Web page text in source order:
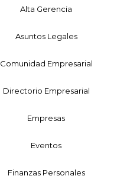
Alta Gerencia
Asuntos Legales
Comunidad Empresarial
Directorio Empresarial
Empresas
Eventos
Finanzas Personales